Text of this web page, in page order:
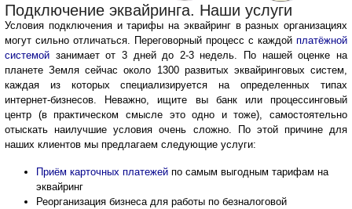
Подключение эквайринга. Наши услуги
Условия подключения и тарифы на эквайринг в разных организациях
могут сильно отличаться. Переговорный процесс с каждой платёжной
системой занимает от 3 дней до 2-3 недель. По нашей оценке на
планете Земля сейчас около 1300 развитых эквайринговых систем,
каждая из которых специализируется на определенных типах
интернет-бизнесов. Неважно, ищите вы банк или процессинговый
центр (в практическом смысле это одно и тоже), самостоятельно
отыскать наилучшие условия очень сложно. По этой причине для
наших клиентов мы предлагаем следующие услуги:
Приём карточных платежей по самым выгодным тарифам на
эквайринг
Реорганизация бизнеса для работы по безналоговой